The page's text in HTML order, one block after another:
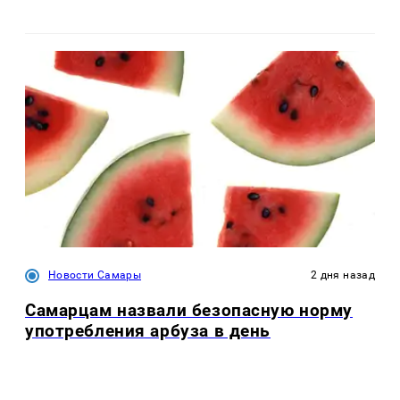
Новости Самары 2 дня назад
Самарцам назвали безопасную норму
употребления арбуза в день